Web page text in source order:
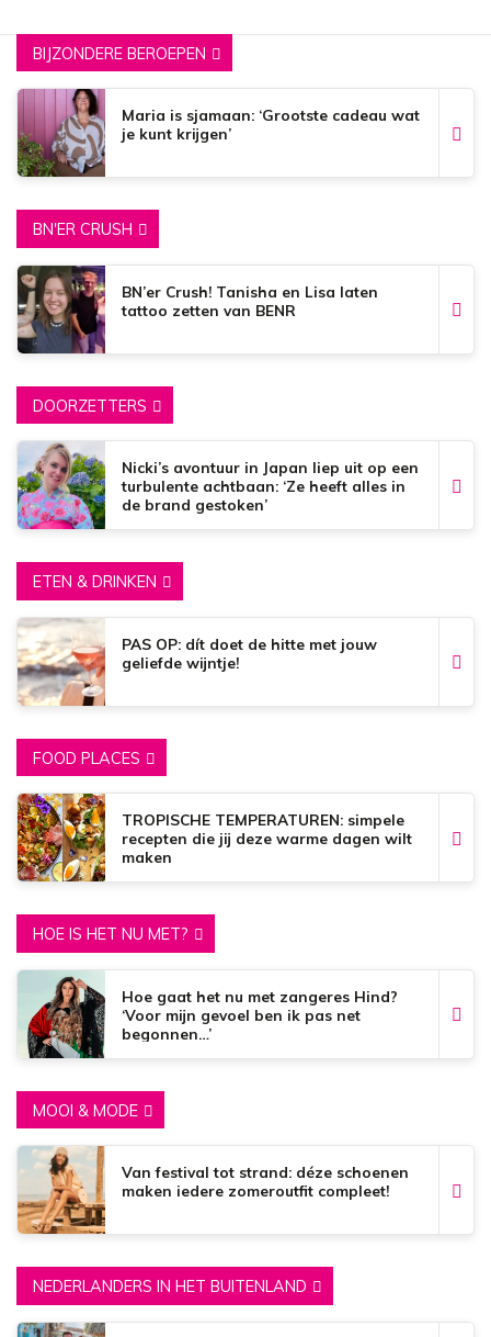
BIJZONDERE BEROEPEN
Maria is sjamaan: ‘Grootste cadeau wat
je kunt krijgen’
BN'ER CRUSH
BN’er Crush! Tanisha en Lisa laten
tattoo zetten van BENR
DOORZETTERS
Nicki’s avontuur in Japan liep uit op een
turbulente achtbaan: ‘Ze heeft alles in
de brand gestoken’
ETEN & DRINKEN
PAS OP: dít doet de hitte met jouw
geliefde wijntje!
FOOD PLACES
TROPISCHE TEMPERATUREN: simpele
recepten die jij deze warme dagen wilt
maken
HOE IS HET NU MET?
Hoe gaat het nu met zangeres Hind?
‘Voor mijn gevoel ben ik pas net
begonnen…’
MOOI & MODE
Van festival tot strand: déze schoenen
maken iedere zomeroutfit compleet!
NEDERLANDERS IN HET BUITENLAND